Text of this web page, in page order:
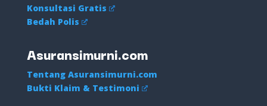
Konsultasi Gratis
Bedah Polis
Asuransimurni.com
Tentang Asuransimurni.com
Bukti Klaim & Testimoni